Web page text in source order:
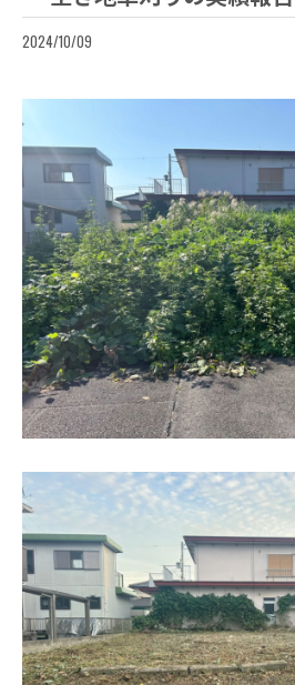
2024/10/09